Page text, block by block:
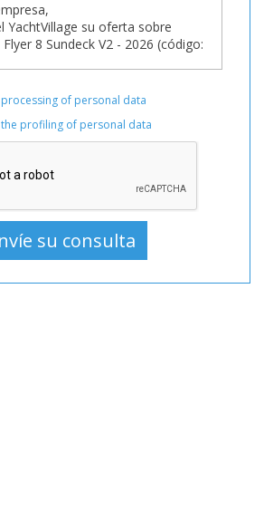
YachtVillage.net.
Barco,
En
venta,
Nuevo,
Barco
a
motor
En
processing of personal data
the profiling of personal data